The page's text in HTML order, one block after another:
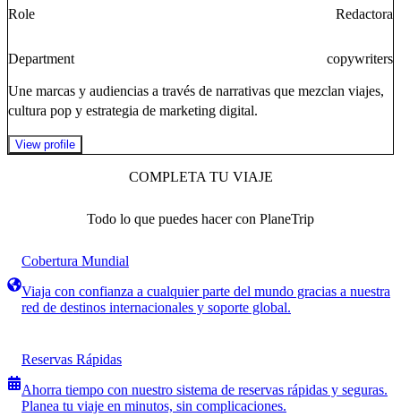
Role Redactora
Department copywriters
Une marcas y audiencias a través de narrativas que mezclan viajes,
cultura pop y estrategia de marketing digital.
View profile
COMPLETA TU VIAJE
Todo lo que puedes hacer con PlaneTrip
Cobertura Mundial
Viaja con confianza a cualquier parte del mundo gracias a nuestra
red de destinos internacionales y soporte global.
Reservas Rápidas
Ahorra tiempo con nuestro sistema de reservas rápidas y seguras.
Planea tu viaje en minutos, sin complicaciones.